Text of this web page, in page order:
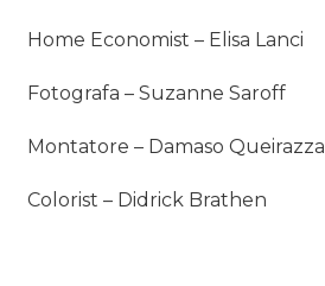
Home Economist – Elisa Lanci
Fotografa – Suzanne Saroff
Montatore – Damaso Queirazza
Colorist – Didrick Brathen